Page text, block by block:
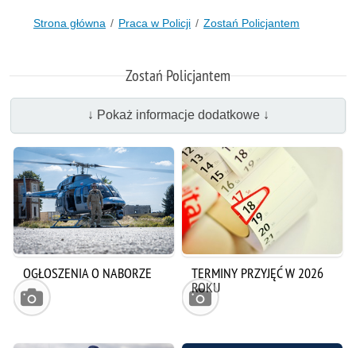
Strona główna Praca w Policji Zostań Policjantem
Zostań Policjantem
↓ Pokaż informacje dodatkowe ↓
OGŁOSZENIA O NABORZE TERMINY PRZYJĘĆ W 2026
ROKU